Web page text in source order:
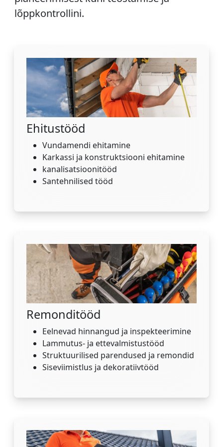
lõppkontrollini.
Ehitustööd
Vundamendi ehitamine
Karkassi ja konstruktsiooni ehitamine
kanalisatsioonitööd
Santehnilised tööd
Remonditööd
Eelnevad hinnangud ja inspekteerimine
Lammutus- ja ettevalmistustööd
Struktuurilised parendused ja remondid
Siseviimistlus ja dekoratiivtööd